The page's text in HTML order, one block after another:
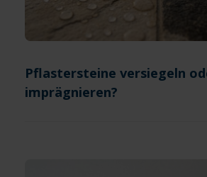
Pflastersteine versiegeln
imprägnieren?